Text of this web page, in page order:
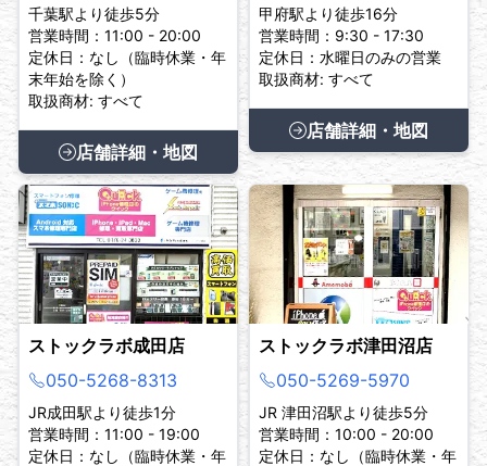
千葉駅より徒歩5分
営業時間：11:00 - 20:00
定休日：なし（臨時休業・年
末年始を除く）
取扱商材: すべて
店舗詳細・地図
甲府駅より徒歩16分
営業時間：9:30 - 17:30
定休日：水曜日のみの営業
取扱商材: すべて
店舗詳細・地図
ストックラボ成田店
050-5268-8313
JR成田駅より徒歩1分
営業時間：11:00 - 19:00
定休日：なし（臨時休業・年
ストックラボ津田沼店
050-5269-5970
JR 津田沼駅より徒歩5分
営業時間：10:00 - 20:00
定休日：なし（臨時休業・年